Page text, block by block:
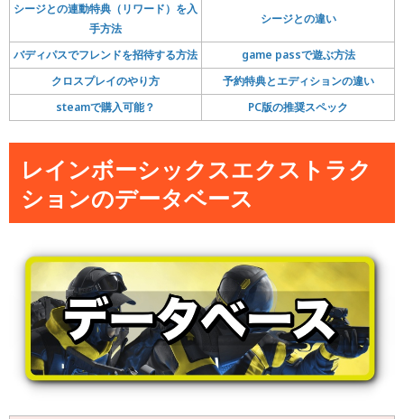
シージとの連動特典（リワード）を入
手方法
シージとの違い
バディパスでフレンドを招待する方法
game passで遊ぶ方法
クロスプレイのやり方
予約特典とエディションの違い
steamで購入可能？
PC版の推奨スペック
レインボーシックスエクストラク
ションのデータベース